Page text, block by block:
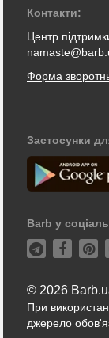
Контакти:
Центр
Форма
Застосунки
Barb у
© 2026
При
джерело